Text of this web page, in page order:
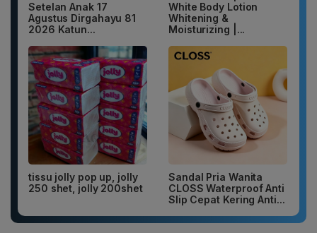
Setelan Anak 17
Agustus Dirgahayu 81
2026 Katun...
White Body Lotion
Whitening &
Moisturizing |...
tissu jolly pop up, jolly
250 shet, jolly 200shet
Sandal Pria Wanita
CLOSS Waterproof Anti
Slip Cepat Kering Anti...